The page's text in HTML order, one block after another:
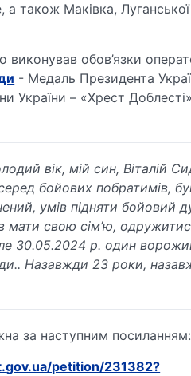
а також Маківка,
виконував обов’язки
- Медаль Президента
України – «Хрест
вік, мій син, Віталій
бойових побратимів,
умів підняти бойовий
мати свою сім’ю,
30.05.2024 р. один
Назавжди 23 роки,
за наступним посиланням:
petition/231382?